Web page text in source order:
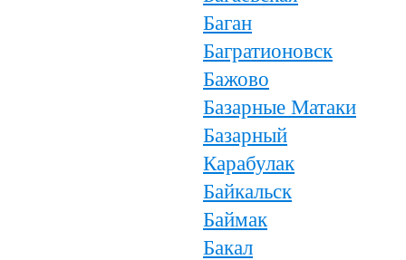
Баган
Багратионовск
Бажово
Базарные Матаки
Базарный
Карабулак
Байкальск
Баймак
Бакал